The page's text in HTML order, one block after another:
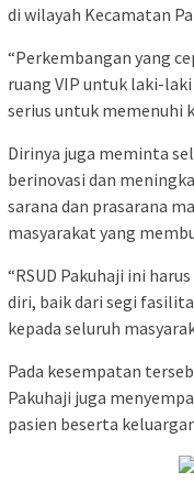
di wilayah Kecamatan
“Perkembangan yang
ruang VIP untuk laki-
serius untuk memenuhi
Dirinya juga meminta
berinovasi dan
sarana dan prasarana
masyarakat yang
“RSUD Pakuhaji ini
diri, baik dari segi
kepada seluruh
Pada kesempatan
Pakuhaji juga
pasien beserta